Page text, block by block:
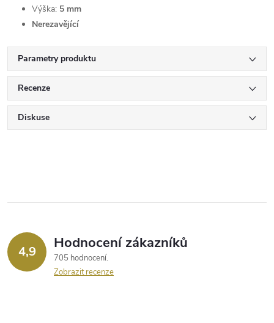
Výška: 5 mm
Nerezavějící
Parametry produktu
Recenze
Diskuse
4,9 Hodnocení zákazníků
705 hodnocení
Zobrazit recenze